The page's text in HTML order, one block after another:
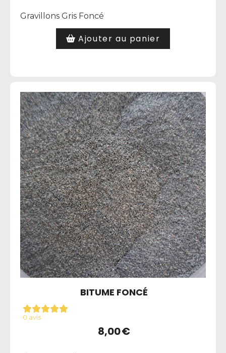
Gravillons Gris Foncé
Ajouter au panier
BITUME FONCÉ
0 avis
8,00€